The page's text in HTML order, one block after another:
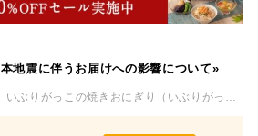
地震に伴うお届けへの影響について»
りがっこの焼きおにぎり（いぶりがっこタルタル）